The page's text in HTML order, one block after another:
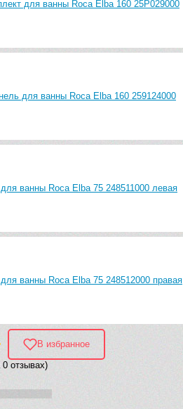
для ванны Roca Elba 160 25P029000
для ванны Roca Elba 160 259124000
ванны Roca Elba 75 248511000 левая
ванны Roca Elba 75 248512000 правая
В избранное
отзывах)